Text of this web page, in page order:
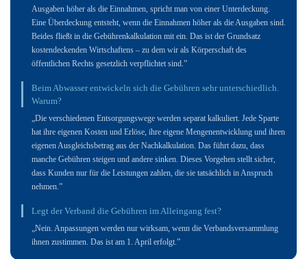
Ausgaben höher als die Einnahmen, spricht man von einer Unterdeckung.
Eine Überdeckung entsteht, wenn die Einnahmen höher als die Ausgaben sind.
Beides fließt in die Gebührenkalkulation mit ein. Das ist der Grundsatz
kostendeckenden Wirtschaftens – zu dem wir als Körperschaft des
öffentlichen Rechts gesetzlich verpflichtet sind.”
Beim Abwasser entwickeln sich die Gebühren sehr unterschiedlich.
Warum?
„Die verschiedenen Entsorgungswege werden separat kalkuliert. Jede Sparte
hat ihre eigenen Kosten und Erlöse, ihre eigene Mengenentwicklung und ihren
eigenen Ausgleichsbetrag aus der Nachkalkulation. Das führt dazu, dass
manche Gebühren steigen und andere sinken. Dieses Vorgehen stellt sicher,
dass Kunden nur für die Leistungen zahlen, die sie tatsächlich in Anspruch
nehmen.”
Legt der Verband die Gebühren im Alleingang fest?
„Nein. Anpassungen werden nur wirksam, wenn die Verbandsversammlung
ihnen zustimmen. Das ist am 1. April erfolgt.”